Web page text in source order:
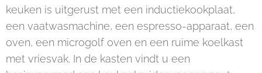
keuken is uitgerust met een inductiekookplaat,
een vaatwasmachine, een espresso-apparaat, een
oven, een microgolf oven en een ruime koelkast
met vriesvak. In de kasten vindt u een